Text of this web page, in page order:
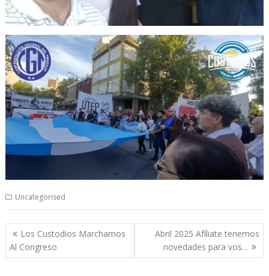
Uncategorised
Navegación
de
entradas
Los Custodios Marchamos
Al Congreso
Abril 2025 Afíliate tenemos
novedades para vos…